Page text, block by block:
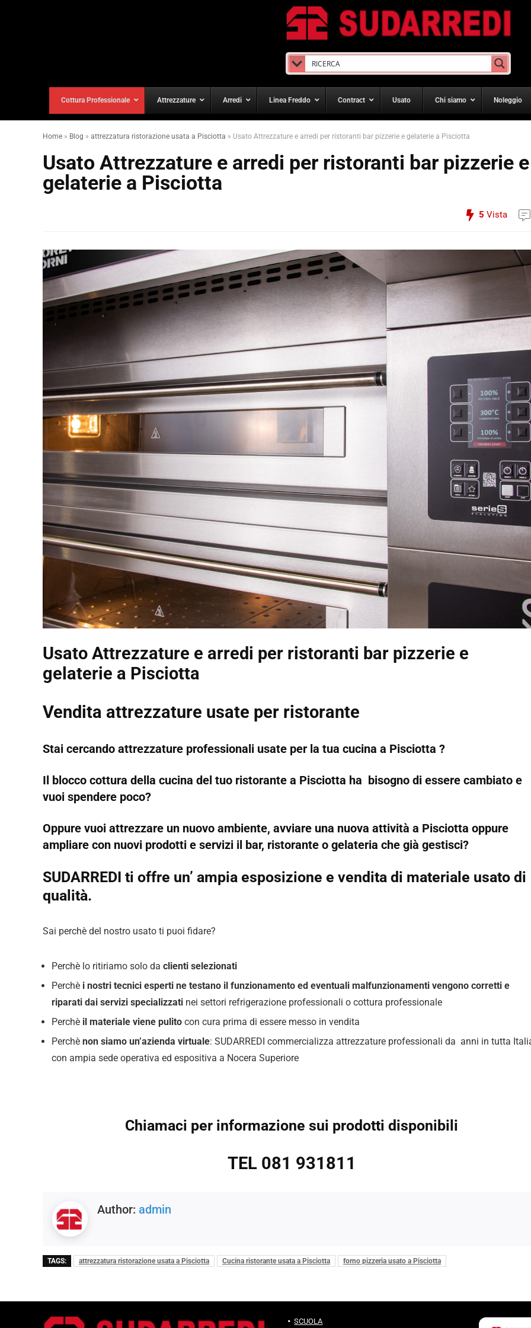
Cottura Professionale Attrezzature Arredi Linea Freddo Contract Usato Chi siamo Noleggio
Home » Blog » attrezzatura ristorazione usata a Pisciotta » Usato Attrezzature e arredi per ristoranti bar pizzerie e gelaterie a Pisciotta
Usato Attrezzature e arredi per ristoranti bar pizzerie e
gelaterie a Pisciotta
5 Vista
Usato Attrezzature e arredi per ristoranti bar pizzerie e
gelaterie a Pisciotta
Vendita attrezzature usate per ristorante
Stai cercando attrezzature professionali usate per la tua cucina a Pisciotta ?
Il blocco cottura della cucina del tuo ristorante a Pisciotta ha bisogno di essere cambiato e
vuoi spendere poco?
Oppure vuoi attrezzare un nuovo ambiente, avviare una nuova attività a Pisciotta oppure
ampliare con nuovi prodotti e servizi il bar, ristorante o gelateria che già gestisci?
SUDARREDI ti offre un’ ampia esposizione e vendita di materiale usato di
qualità.
Sai perchè del nostro usato ti puoi fidare?
Perchè lo ritiriamo solo da clienti selezionati
Perchè i nostri tecnici esperti ne testano il funzionamento ed eventuali malfunzionamenti vengono corretti e
riparati dai servizi specializzati nei settori refrigerazione professionali o cottura professionale
Perchè il materiale viene pulito con cura prima di essere messo in vendita
Perchè non siamo un’azienda virtuale: SUDARREDI commercializza attrezzature professionali da anni in tutta
con ampia sede operativa ed espositiva a Nocera Superiore
Chiamaci per informazione sui prodotti disponibili
TEL 081 931811
Author: admin
TAGS: attrezzatura ristorazione usata a Pisciotta Cucina ristorante usata a Pisciotta forno pizzeria usato a Pisciotta
SCUOLA